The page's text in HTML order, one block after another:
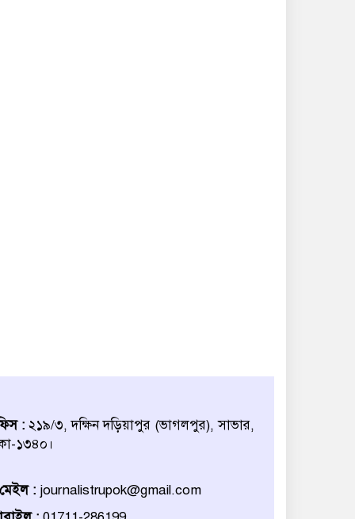
:২১৯/৩, দক্ষিন দড়িয়াপুর (ভাগলপুর), সাভার,
১৩৪০।
:journalistrupok@gmail.com